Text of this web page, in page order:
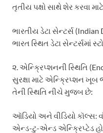
તૃતીય પક્ષો સાથે શેર કરવા
ભારતીય ડેટા સેન્ટર્સ
ભારત સ્થિત ડેટા સેન્ટર્સમાં
૨. એન્ક્રિપ્શનની સ્થિતિ
સુરક્ષા માટે એન્ક્રિપ્શન ખૂબ
તેની સ્થિતિ નીચે મુજબ છે:
ઑડિયો અને વીડિયો કૉલ્સ:
એન્ડ-ટુ-એન્ડ એન્ક્રિપ્ટેડ